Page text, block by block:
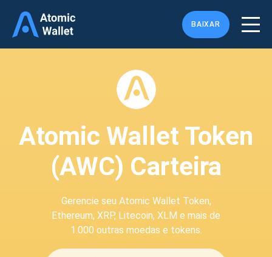
BAIXAR
Atomic Wallet Token
(AWC) Carteira
Gerencie seu Atomic Wallet Token,
Ethereum, XRP, Litecoin, XLM e mais de
1.000 outras moedas e tokens.